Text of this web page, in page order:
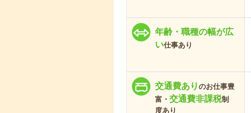
年齢・職種の幅が広
い仕事あり
交通費ありのお仕事豊
富・ 交通費非課税制
度あり